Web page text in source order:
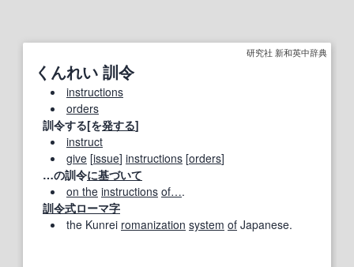
研究社 新和英中辞典
くんれい 訓令
instructions
orders
訓令する[を発する]
instruct
give [issue] instructions [orders]
…の訓令に基づいて
on the instructions of….
訓令式ローマ字
the Kunrei romanization system of Japanese.